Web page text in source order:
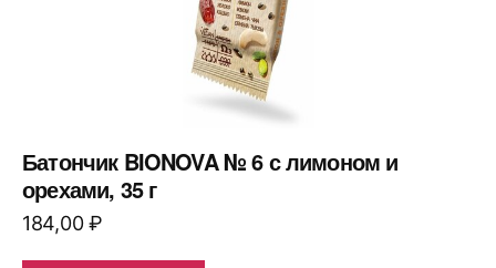
Батончик BIONOVA № 6 с лимоном и
орехами, 35 г
184,00₽